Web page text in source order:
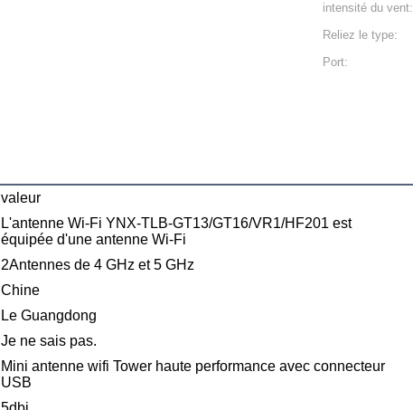
intensité du vent:
Reliez le type:
Port:
valeur
L'antenne Wi-Fi YNX-TLB-GT13/GT16/VR1/HF201 est
équipée d'une antenne Wi-Fi
2Antennes de 4 GHz et 5 GHz
Chine
Le Guangdong
Je ne sais pas.
Mini antenne wifi Tower haute performance avec connecteur
USB